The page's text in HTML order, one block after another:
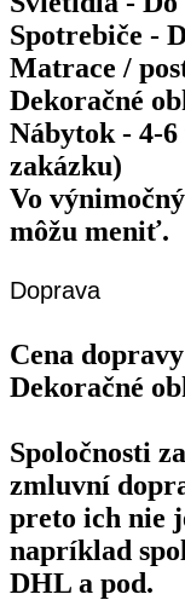
Spotrebiče -
Matrace /
Dekoračné
Nábytok - 4-
zakázku)
Vo
môžu meniť.
Doprava
Cena
Dekoračné
Spoločnosti
zmluvní
preto ich nie
napríklad
DHL a pod.